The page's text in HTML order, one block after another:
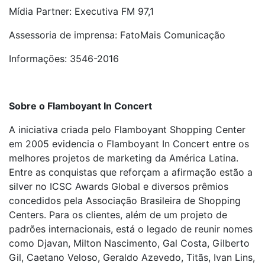
Mídia Partner: Executiva FM 97,1
Assessoria de imprensa: FatoMais Comunicação
Informações: 3546-2016
Sobre o Flamboyant In Concert
A iniciativa criada pelo Flamboyant Shopping Center
em 2005 evidencia o Flamboyant In Concert entre os
melhores projetos de marketing da América Latina.
Entre as conquistas que reforçam a afirmação estão a
silver no ICSC Awards Global e diversos prêmios
concedidos pela Associação Brasileira de Shopping
Centers. Para os clientes, além de um projeto de
padrões internacionais, está o legado de reunir nomes
como Djavan, Milton Nascimento, Gal Costa, Gilberto
Gil, Caetano Veloso, Geraldo Azevedo, Titãs, Ivan Lins,